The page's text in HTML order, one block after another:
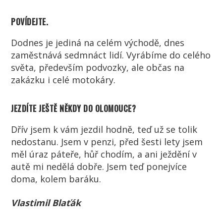
POVÍDEJTE.
Dodnes je jediná na celém východě, dnes
zaměstnává sedmnáct lidí. Vyrábíme do celého
světa, především podvozky, ale občas na
zakázku i celé motokáry.
JEZDÍTE JEŠTĚ NĚKDY DO OLOMOUCE?
Dřív jsem k vám jezdil hodně, teď už se tolik
nedostanu. Jsem v penzi, před šesti lety jsem
měl úraz páteře, hůř chodím, a ani ježdění v
autě mi nedělá dobře. Jsem teď ponejvíce
doma, kolem baráku.
Vlastimil Blaťák